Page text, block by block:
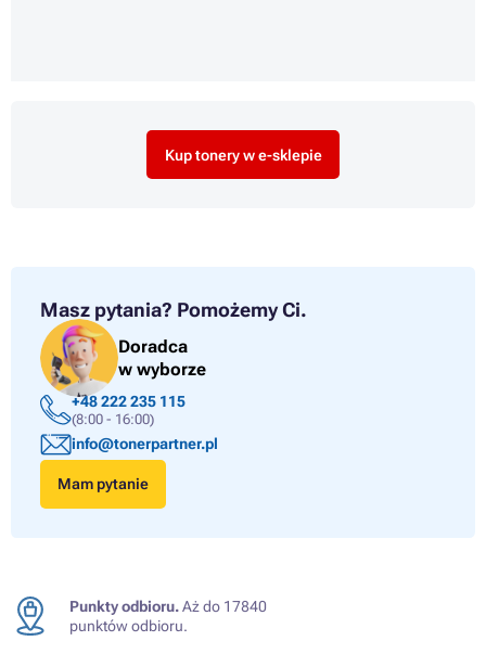
Kup tonery w e-sklepie
Masz pytania? Pomożemy Ci.
Doradca
w wyborze
+48 222 235 115
(8:00 - 16:00)
info@tonerpartner.pl
Mam pytanie
Punkty odbioru.Aż do 17840
punktów odbioru.